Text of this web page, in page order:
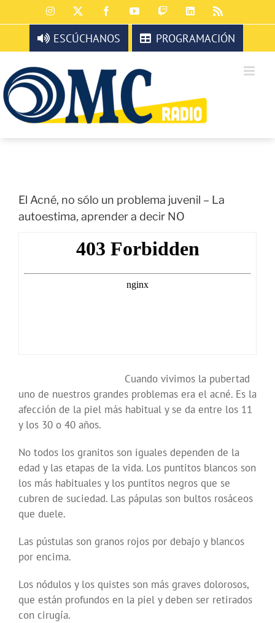
al
contenido
Instagram FacebookYouTubeTwitchLinkedIn
ESCÚCHANOS PROGRAMACIÓN
El Acné, no sólo un problema juvenil – La
autoestima, aprender a decir NO
Cuando vivimos la pubertad
uno de nuestros grandes problemas era el acné. Es la
afección de la piel más habitual y se da entre los 11
y los 30 o 40 años.
No todos los granitos son iguales dependen de la
edad y las etapas de la vida. Los puntitos blancos son
los más habituales y los puntitos negros que se
cubren de suciedad. Las pápulas son bultos rosáceos
que duele.
Las pústulas son granos rojos por debajo y blancos
por encima.
Los nódulos y los quistes son más graves dolorosos,
que están profundos en la piel y deben ser retirados
con cirugía.